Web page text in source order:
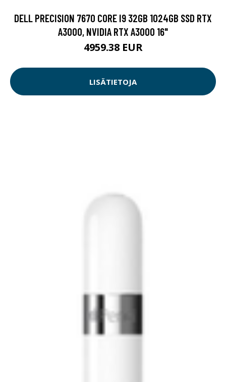
DELL PRECISION 7670 CORE I9 32GB 1024GB SSD RTX
A3000, NVIDIA RTX A3000 16"
4959.38 EUR
LISÄTIETOJA